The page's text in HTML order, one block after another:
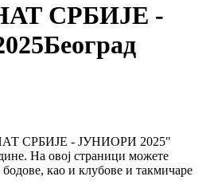
СРБИЈЕ -
Београд
СРБИЈЕ - ЈУНИОРИ 2025"
На овој страници можете
бодове, као и клубове и такмичаре